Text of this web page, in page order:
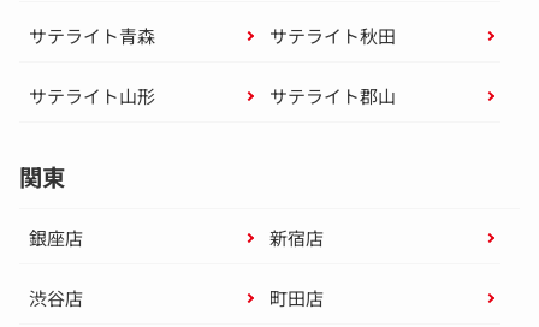
サテライト青森 サテライト秋田
サテライト山形 サテライト郡山
関東
銀座店 新宿店
渋谷店 町田店